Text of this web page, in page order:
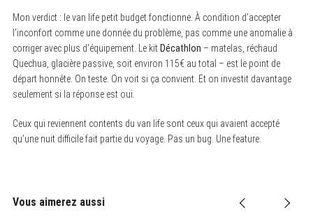
Mon verdict : le van life petit budget fonctionne. À condition d’accepter
l’inconfort comme une donnée du problème, pas comme une anomalie à
corriger avec plus d’équipement. Le kit Décathlon – matelas, réchaud
Quechua, glacière passive, soit environ 115€ au total – est le point de
départ honnête. On teste. On voit si ça convient. Et on investit davantage
seulement si la réponse est oui.
Ceux qui reviennent contents du van life sont ceux qui avaient accepté
qu’une nuit difficile fait partie du voyage. Pas un bug. Une feature.
Vous aimerez aussi